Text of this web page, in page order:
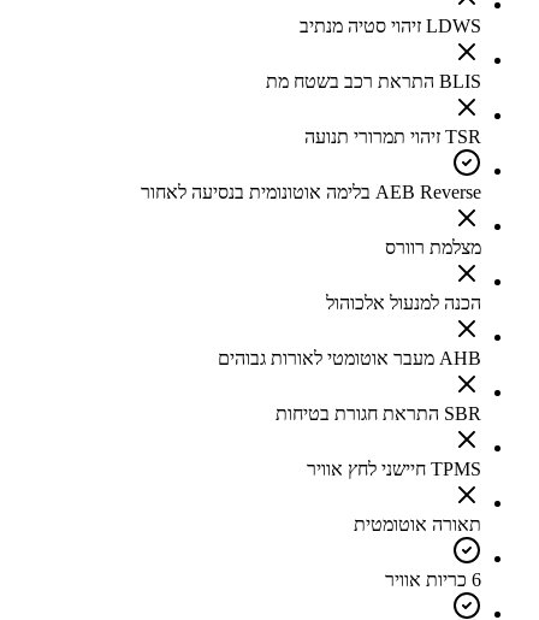
LDWS זיהוי סטיה מנתיב
BLIS התראת רכב בשטח מת
TSR זיהוי תמרורי תנועה
AEB Reverse בלימה אוטונומית בנסיעה לאחור
מצלמת רוורס
הכנה למנעול אלכוהול
AHB מעבר אוטומטי לאורות גבוהים
SBR התראת חגורת בטיחות
TPMS חיישני לחץ אוויר
תאורה אוטומטית
6 כריות אוויר